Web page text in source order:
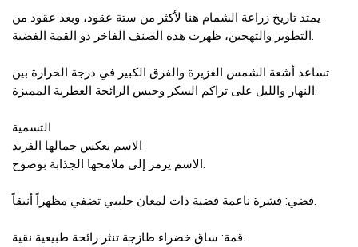
يمتد تاريخ زراعة الشمام هنا لأكثر من ستة عقود، وبعد عقود من
التطوير والتهجين، ظهرت هذه الصنف الفاخر ذو القمة الفضية.
تساعد أشعة الشمس الغزيرة والفرق الكبير في درجة الحرارة بين
النهار والليل على تراكم السكر وحبس الرائحة العطرية المميزة.
التسمية
الاسم يعكس جمالها الفريد
الاسم يرمز إلى ملامحها الجذابة بوضوح.
فضي: قشرة ناعمة فضية ذات لمعان حليبي تضفي مظهراً أنيقاً.
قمة: ساق خضراء طازجة تنثر رائحة طبيعية نقية.